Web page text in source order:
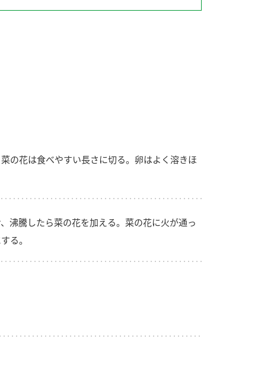
の花は食べやすい長さに切る。卵はよく溶きほ
沸騰したら菜の花を加える。菜の花に火が通っ
る。